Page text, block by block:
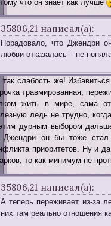
что он знает как лучше
35806,21 написал(а):
Порадовало, что Джендри
любви отказалась – не
так слабость же!
травмированная,
жить в мире, сама
ледь не трудно,
дурным выбором
Джендри он бы тоже
приоритетов. Ну и
то как минимум не
35806,21 написал(а):
А теперь переживает из-за
них там реально отношения